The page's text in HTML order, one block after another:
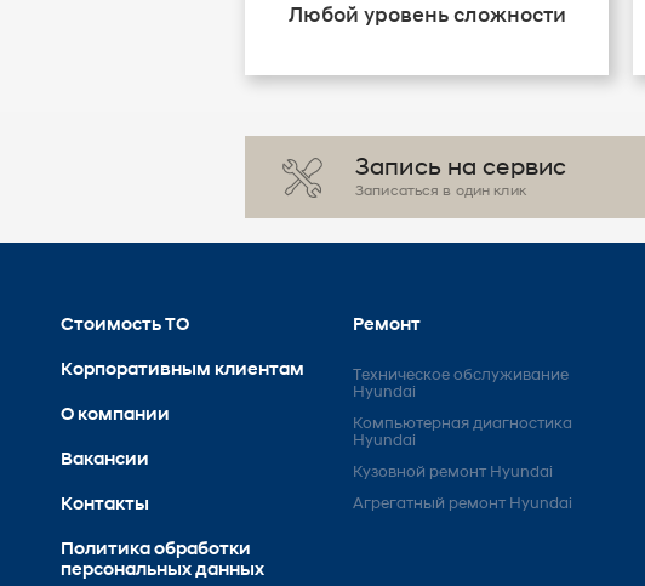
Любой уровень сложности
Запись на сервис
Записаться в один клик
Стоимость ТО
Корпоративным клиентам
О компании
Вакансии
Контакты
Политика обработки
персональных данных
Ремонт
Техническое обслуживание
Hyundai
Компьютерная диагностика
Hyundai
Кузовной ремонт Hyundai
Агрегатный ремонт Hyundai